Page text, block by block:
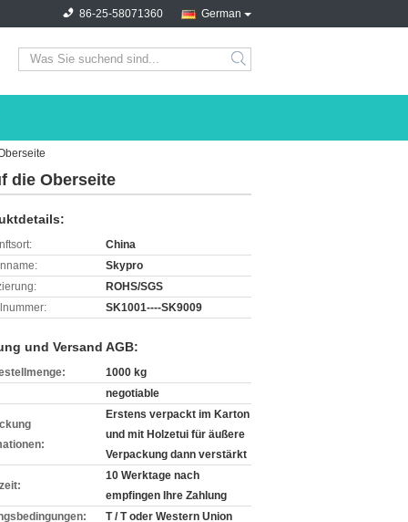
German
86-25-58071360
search
die Oberseite
China
Skypro
ROHS/SGS
SK1001----SK9009
und Versand AGB:
1000 kg
negotiable
Erstens verpackt im Karton
und mit Holzetui für äußere
Verpackung dann verstärkt
10 Werktage nach
empfingen Ihre Zahlung
T / T oder Western Union